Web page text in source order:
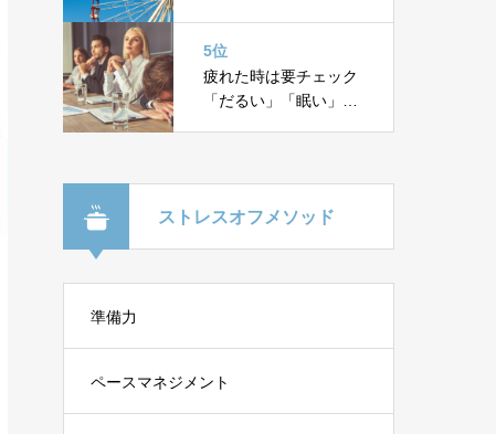
5位
疲れた時は要チェック
「だるい」「眠い」
ストレスオフメソッド
準備力
ペースマネジメント